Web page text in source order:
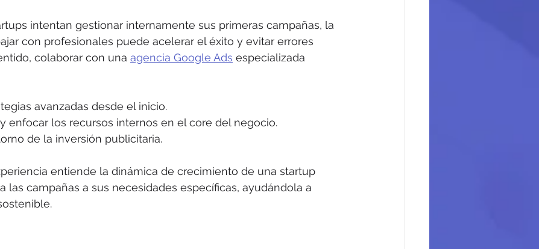
intentan gestionar internamente sus primeras campañas, la
con profesionales puede acelerar el éxito y evitar errores
colaborar con una agencia Google Ads especializada
avanzadas desde el inicio.
enfocar los recursos internos en el core del negocio.
de la inversión publicitaria.
entiende la dinámica de crecimiento de una startup
las campañas a sus necesidades específicas, ayudándola a